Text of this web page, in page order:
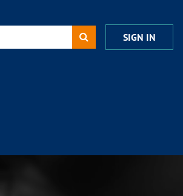
SIGN IN